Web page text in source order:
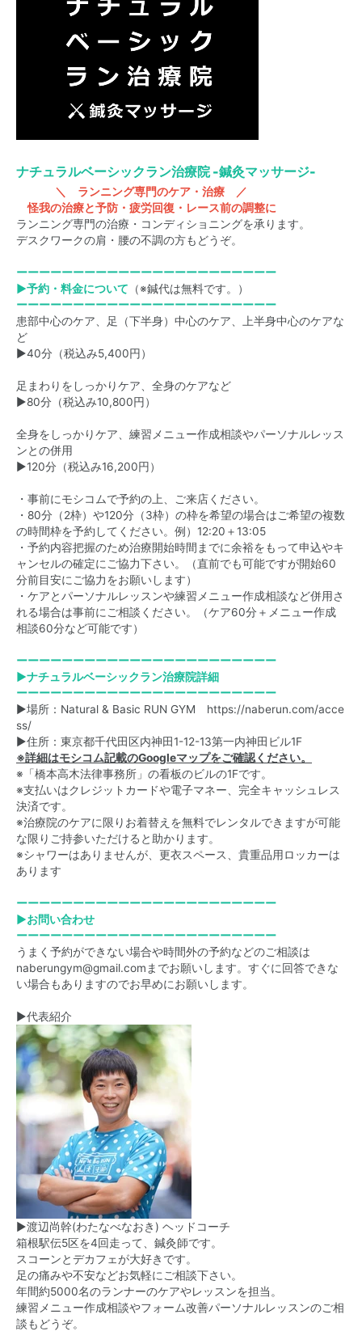
ナチュラルベーシックラン治療院 -鍼灸マッサージ-
＼ ランニング専門のケア・治療 ／
怪我の治療と予防・疲労回復・レース前の調整に
ランニング専門の治療・コンディショニングを承ります。
デスクワークの肩・腰の不調の方もどうぞ。
ーーーーーーーーーーーーーーーーーーーーーーー
▶予約・料金について （※鍼代は無料です。）
ーーーーーーーーーーーーーーーーーーーーーーー
患部中心のケア、足（下半身）中心のケア、上半身中心のケアな
ど
▶40分（税込み5,400円）
足まわりをしっかりケア、全身のケアなど
▶80分（税込み10,800円）
全身をしっかりケア、練習メニュー作成相談やパーソナルレッス
ンとの併用
▶120分（税込み16,200円）
・事前にモシコムで予約の上、ご来店ください。
・80分（2枠）や120分（3枠）の枠を希望の場合はご希望の複数
の時間枠を予約してください。例）12:20＋13:05
・予約内容把握のため治療開始時間までに余裕をもって申込やキ
ャンセルの確定にご協力下さい。（直前でも可能ですが開始60
分前目安にご協力をお願いします）
・ケアとパーソナルレッスンや練習メニュー作成相談など併用さ
れる場合は事前にご相談ください。（ケア60分＋メニュー作成
相談60分など可能です）
ーーーーーーーーーーーーーーーーーーーーーーー
▶ナチュラルベーシックラン治療院詳細
ーーーーーーーーーーーーーーーーーーーーーーー
▶場所：Natural & Basic RUN GYM https://naberun.com/acce
ss/
▶住所：東京都千代田区内神田1-12-13第一内神田ビル1F
※詳細はモシコム記載のGoogleマップをご確認ください。
※「橋本高木法律事務所」の看板のビルの1Fです。
※支払いはクレジットカードや電子マネー、完全キャッシュレス
決済です。
※治療院のケアに限りお着替えを無料でレンタルできますが可能
な限りご持参いただけると助かります。
※シャワーはありませんが、更衣スペース、貴重品用ロッカーは
あります
ーーーーーーーーーーーーーーーーーーーーーーー
▶お問い合わせ
ーーーーーーーーーーーーーーーーーーーーーーー
うまく予約ができない場合や時間外の予約などのご相談は
naberungym@gmail.comまでお願いします。すぐに回答できな
い場合もありますのでお早めにお願いします。
▶代表紹介
▶渡辺尚幹(わたなべなおき) ヘッドコーチ
箱根駅伝5区を4回走って、鍼灸師です。
スコーンとデカフェが大好きです。
足の痛みや不安などお気軽にご相談下さい。
年間約5000名のランナーのケアやレッスンを担当。
練習メニュー作成相談やフォーム改善パーソナルレッスンのご相
談もどうぞ。